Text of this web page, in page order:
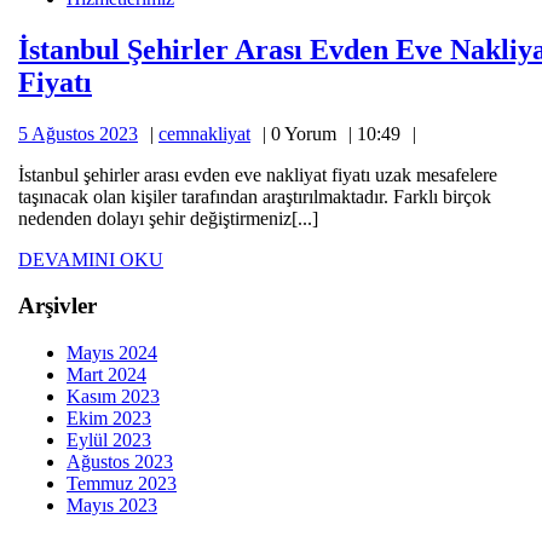
Eve
Nakliyat
Fiyatı
İstanbul Şehirler Arası Evden Eve
Fiyatı
Arası
Evden
Eve
Fiyatı
5 Ağustos 20235
2023
cemnakliyatcemnakliyat
0 Yorum
10:49
İstanbul şehirler arası evden eve nakliyat fiyatı uzak mesafelere
taşınacak olan kişiler tarafından araştırılmaktadır. Farklı birçok
nedenden dolayı şehir değiştirmeniz[...]
DEVAMINI OKUDEVAMINI
Arşivler
Mayıs 2024
Mart 2024
Kasım 2023
Ekim 2023
Eylül 2023
Ağustos 2023
Temmuz 2023
Mayıs 2023